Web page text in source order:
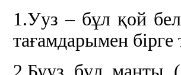
1.Ууз – бұл қой
тағамдарымен